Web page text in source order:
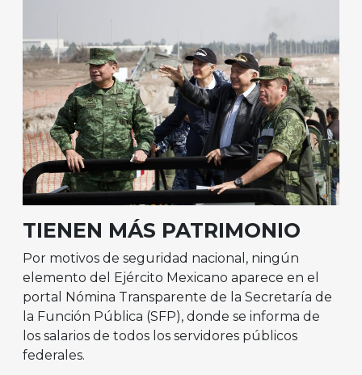
TIENEN MÁS PATRIMONIO
Por motivos de seguridad nacional, ningún
elemento del Ejército Mexicano aparece en el
portal Nómina Transparente de la Secretaría de
la Función Pública (SFP), donde se informa de
los salarios de todos los servidores públicos
federales.